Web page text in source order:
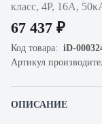
класс, 4P, 16А,
67 437 ₽
Код товара: iD-
Артикул
ОПИСАНИЕ